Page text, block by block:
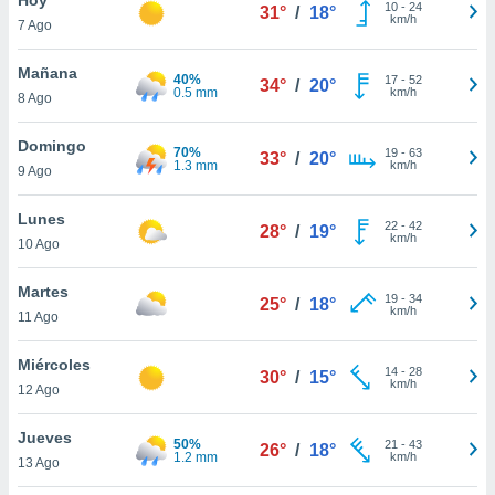
en
más
nuestra
de
cookies
aceptar
7 Ago
31° / 18° 10- 24
km/h
Mañana
8 Ago
40%
0.5 mm
34° / 20° 17- 52
km/h
Domingo
9 Ago
70%
1.3 mm
33° / 20° 19- 63
km/h
Lunes
10 Ago
28° / 19° 22- 42
km/h
Martes
11 Ago
25° / 18° 19- 34
km/h
Miércoles
12 Ago
30° / 15° 14- 28
km/h
Jueves
13 Ago
50%
1.2 mm
26° / 18° 21 - 43
km/h